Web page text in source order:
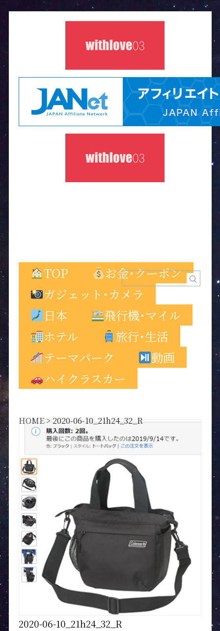
TOP
お金･クーポン
ガジェット･カメラ
日本
飛行機･マイル
ホテル
旅行･生活
テーマパーク
動画
ハイクラスカー
HOME>2020-06-10_21h24_32_R
2020-06-10_21h24_32_R